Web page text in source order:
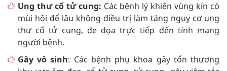
Ung thư cổ tử cung: Các bệnh lý khiến vùng kín có
mùi hôi để lâu không điều trị làm tăng nguy cơ ung
thư cổ tử cung, đe dọa trực tiếp đến tính mạng
người bệnh.
Gây vô sinh: Các bệnh phụ khoa gây tổn thương